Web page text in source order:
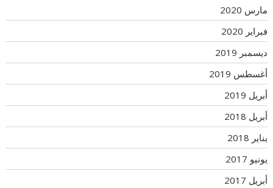
مارس 2020
فبراير 2020
ديسمبر 2019
أغسطس 2019
أبريل 2019
أبريل 2018
يناير 2018
يونيو 2017
أبريل 2017